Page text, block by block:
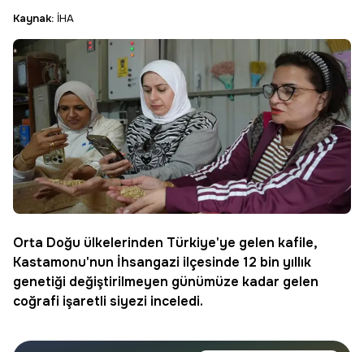
Kaynak: İHA
Orta Doğu ülkelerinden Türkiye'ye gelen kafile,
Kastamonu'nun İhsangazi ilçesinde 12 bin yıllık
genetiği değiştirilmeyen günümüze kadar gelen
coğrafi işaretli siyezi inceledi.